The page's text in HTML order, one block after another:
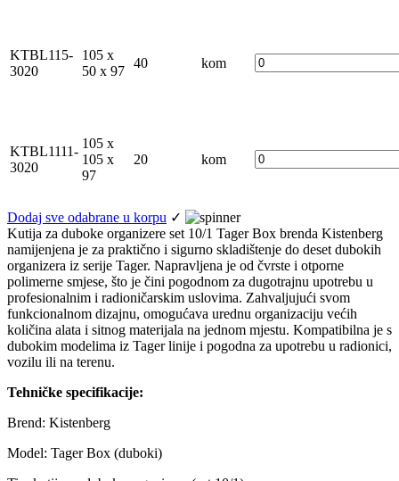
KTBL115-
3020
105 x
50 x 97
40 kom
KTBL1111-
3020
105 x
105 x
97
20 kom
Dodaj sve odabrane u korpu ✓
Kutija za duboke organizere set 10/1 Tager Box brenda Kistenberg
namijenjena je za praktično i sigurno skladištenje do deset dubokih
organizera iz serije Tager. Napravljena je od čvrste i otporne
polimerne smjese, što je čini pogodnom za dugotrajnu upotrebu u
profesionalnim i radioničarskim uslovima. Zahvaljujući svom
funkcionalnom dizajnu, omogućava urednu organizaciju većih
količina alata i sitnog materijala na jednom mjestu. Kompatibilna je s
dubokim modelima iz Tager linije i pogodna za upotrebu u radionici,
vozilu ili na terenu.
Tehničke specifikacije:
Brend: Kistenberg
Model: Tager Box (duboki)